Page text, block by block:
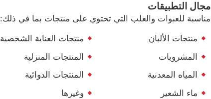
مجال التطبيقات
مناسبة للعبوات والعلب التي تحتوي على منتجات بما في ذلك:
منتجات الألبان
المشروبات
المياه المعدنية
ماء الشعير
منتجات العناية الشخصية
المنتجات المنزلية
المنتجات الدوائية
وغيرها